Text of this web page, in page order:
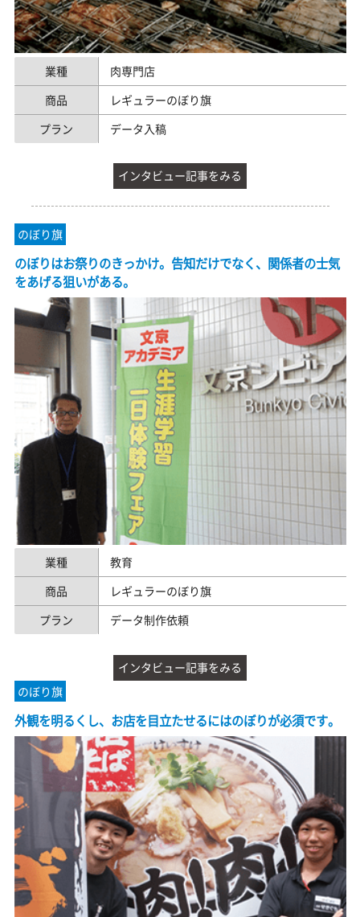
業種
肉専門店
商品
レギュラーのぼり旗
プラン
データ入稿
インタビュー記事をみる
のぼり旗
のぼりはお祭りのきっかけ。告知だけでなく、関係者の士気
をあげる狙いがある。
業種
教育
商品
レギュラーのぼり旗
プラン
データ制作依頼
インタビュー記事をみる
のぼり旗
外観を明るくし、お店を目立たせるにはのぼりが必須です。